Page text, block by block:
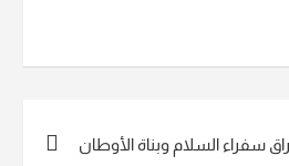
سفراء السلام وبناة الأوطان